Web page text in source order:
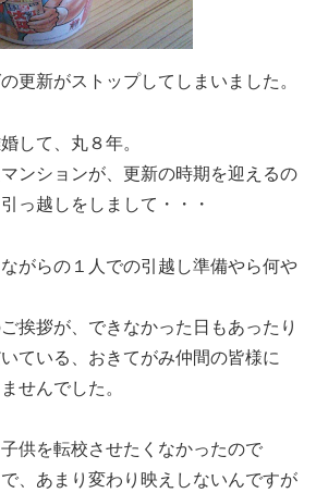
更新がストップしてしまいました。
して、丸８年。
ンションが、更新の時期を迎えるの
っ越しをしまして・・・
がらの１人での引越し準備やら何や
挨拶が、できなかった日もあったり
ている、おきてがみ仲間の皆様に
せんでした。
供を転校させたくなかったので
、あまり変わり映えしないんですが